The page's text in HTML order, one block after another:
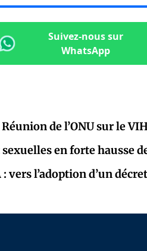
Suivez-nous sur
WhatsApp
de l’ONU sur le
en forte hausse
vers l’adoption d’un